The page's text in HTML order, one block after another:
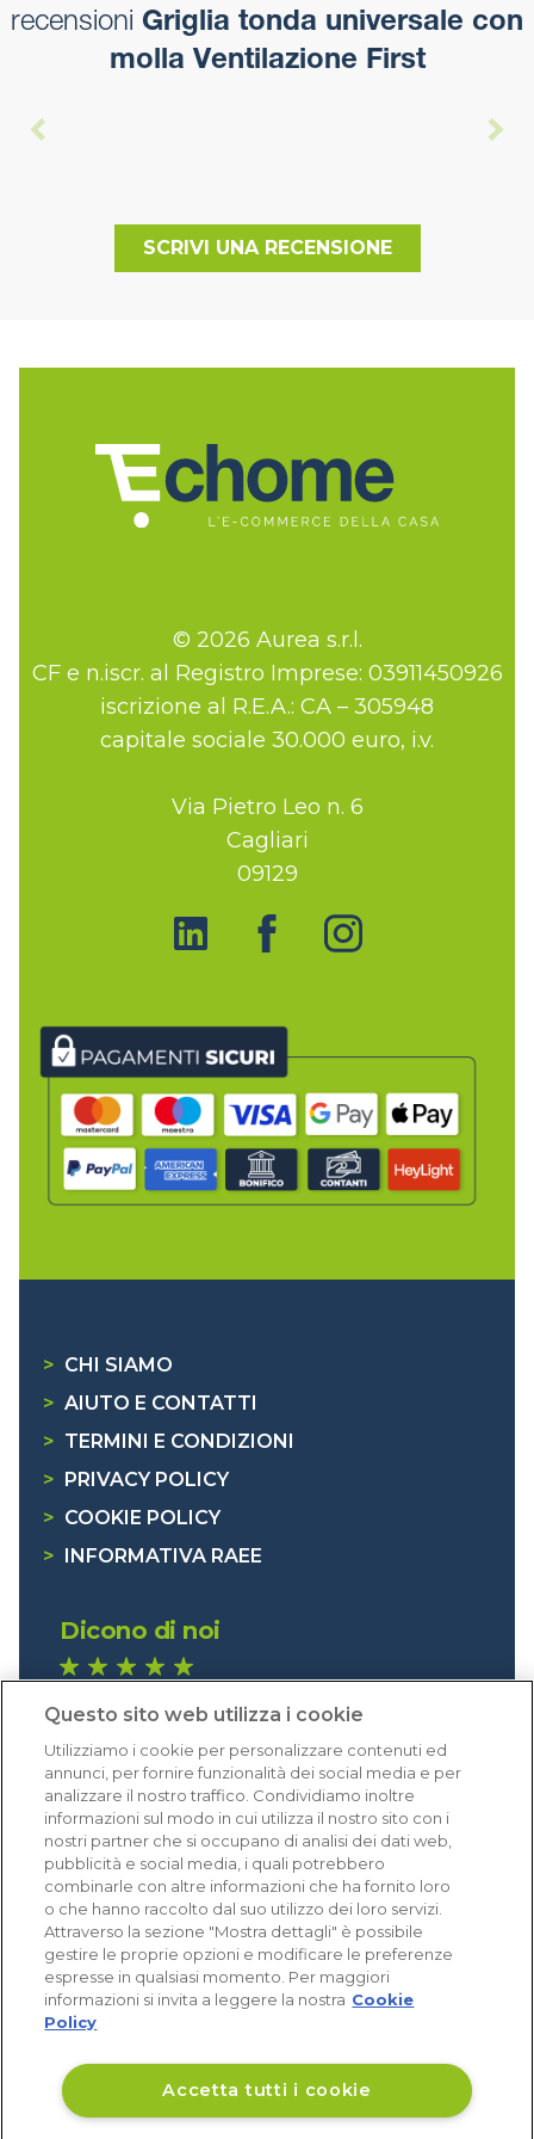
recensioni Griglia tonda universale con
molla Ventilazione First
SCRIVI UNA RECENSIONE
© 2026 Aurea s.r.l.
CF e n.iscr. al Registro Imprese: 03911450926
iscrizione al R.E.A.: CA – 305948
capitale sociale 30.000 euro, i.v.
Via Pietro Leo n. 6
Cagliari
09129
> CHI SIAMO
> AIUTO E CONTATTI
> TERMINI E CONDIZIONI
>
PRIVACY POLICY
> COOKIE POLICY
>
INFORMATIVA RAEE
Dicono di noi
Eccellente (4,8)
Acquisti verificati
Questo sito web utilizza i cookie
Utilizziamo i cookie per personalizzare contenuti ed
annunci, per fornire funzionalità dei social media e per
analizzare il nostro traffico. Condividiamo inoltre
informazioni sul modo in cui utilizza il nostro sito con i
nostri partner che si occupano di analisi dei dati web,
pubblicità e social media, i quali potrebbero
combinarle con altre informazioni che ha fornito loro
o che hanno raccolto dal suo utilizzo dei loro servizi.
Attraverso la sezione "Mostra dettagli" è possibile
gestire le proprie opzioni e modificare le preferenze
espresse in qualsiasi momento. Per maggiori
informazioni si invita a leggere la nostra Cookie
Policy
Accetta tutti i cookie